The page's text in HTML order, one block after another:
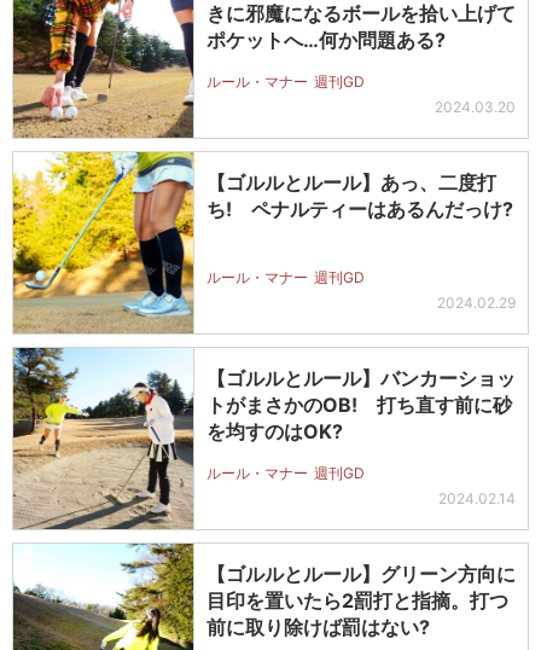
きに邪魔になるボールを拾い上げて
ポケットへ…何か問題ある?
ルール・マナー 週刊GD
2024.03.20
【ゴルルとルール】あっ、二度打
ち! ペナルティーはあるんだっけ?
ルール・マナー 週刊GD
2024.02.29
【ゴルルとルール】バンカーショッ
トがまさかのOB! 打ち直す前に砂
を均すのはOK?
ルール・マナー 週刊GD
2024.02.14
【ゴルルとルール】グリーン方向に
目印を置いたら2罰打と指摘。打つ
前に取り除けば罰はない?